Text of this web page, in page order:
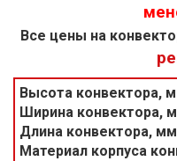
Все цены на
Высота конвектора,
Ширина конвектора,
Длина конвектора, мм
Материал корпуса